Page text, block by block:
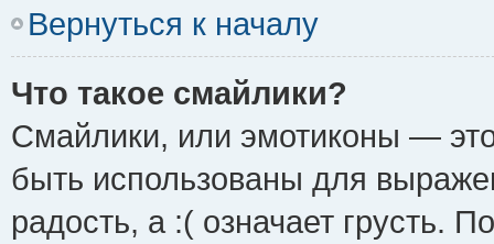
Вернуться к началу
Что такое смайлики?
Смайлики, или эмотиконы —
быть использованы для
радость, а :( означает грусть.